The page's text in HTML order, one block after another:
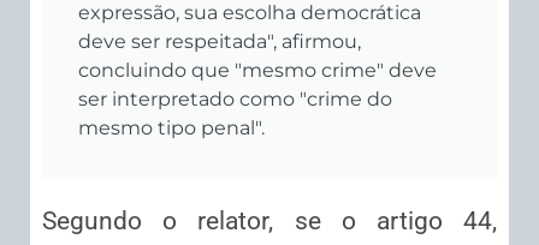
expressão, sua escolha democrática
deve ser respeitada", afirmou,
concluindo que "mesmo crime" deve
ser interpretado como "crime do
mesmo tipo penal".
Segundo o relator, se o artigo 44,